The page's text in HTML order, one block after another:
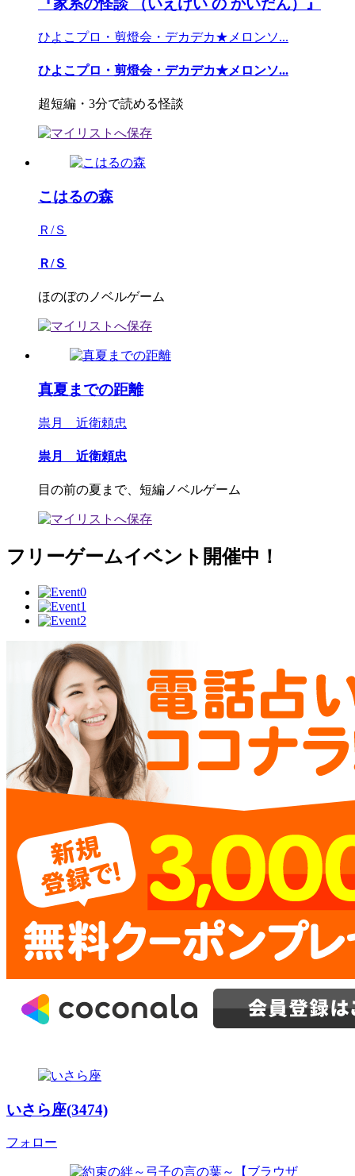
『家系の怪談 （いえけい の かいだん）』
ひよこプロ・剪燈会・デカデカ★メロンソ...
ひよこプロ・剪燈会・デカデカ★メロンソ...
超短編・3分で読める怪談
こはるの森
Ｒ/Ｓ
Ｒ/Ｓ
ほのぼのノベルゲーム
真夏までの距離
祟月 近衛頼忠
祟月 近衛頼忠
目の前の夏まで、短編ノベルゲーム
フリーゲームイベント開催中！
いさら座(3474)
フォロー